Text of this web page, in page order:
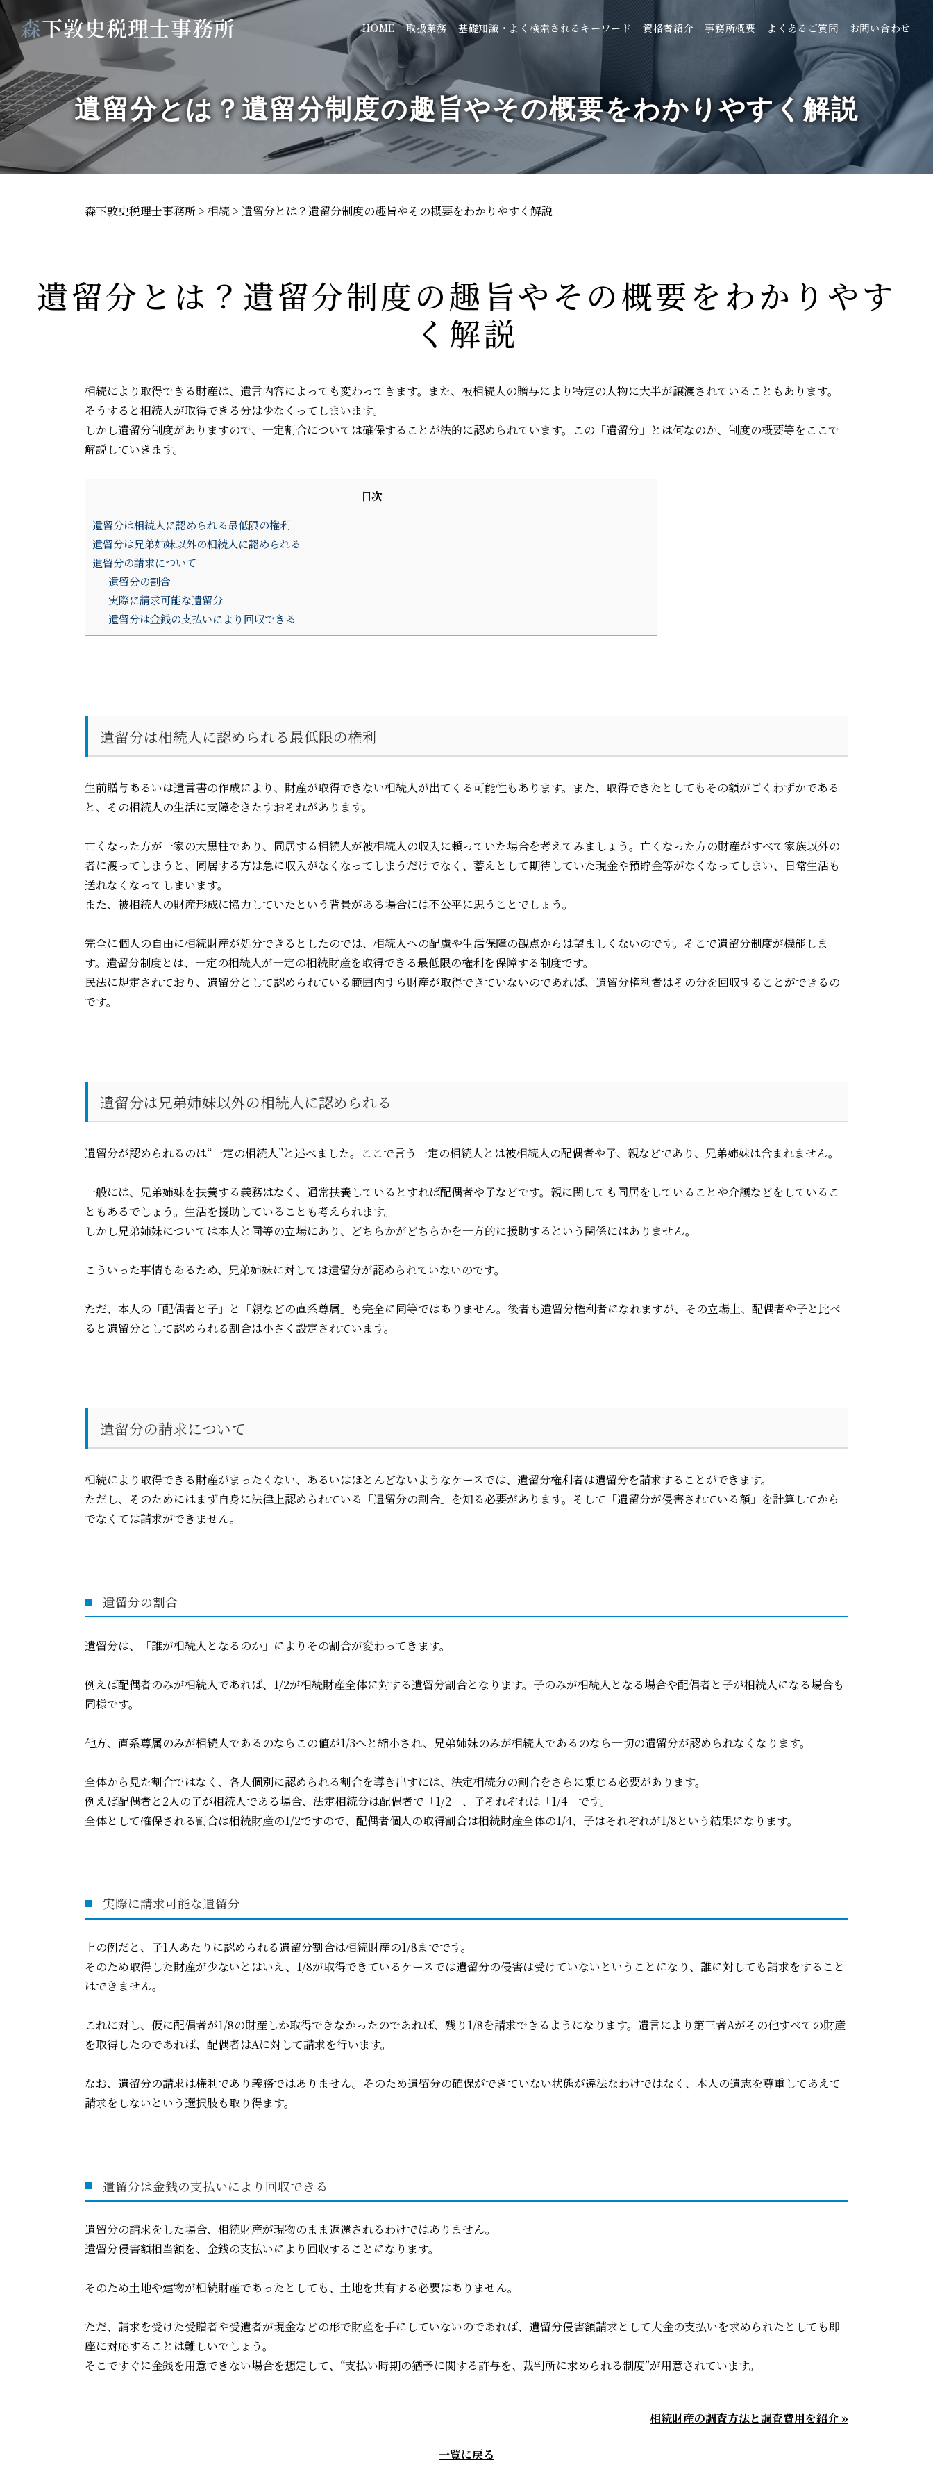
HOME 取扱業務 基礎知識・よく検索されるキーワード 資格者紹介 事務所概要 よくあるご質問 お問い合わせ
遺留分とは？遺留分制度の趣旨やその概要をわかりやすく解説
森下敦史税理士事務所 > 相続 > 遺留分とは？遺留分制度の趣旨やその概要をわかりやすく解説
遺留分とは？遺留分制度の趣旨やその概要をわかりやす
く解説
相続により取得できる財産は、遺言内容によっても変わってきます。また、被相続人の贈与により特定の人物に大半が譲渡されていることもあります。
そうすると相続人が取得できる分は少なくってしまいます。
しかし遺留分制度がありますので、一定割合については確保することが法的に認められています。この「遺留分」とは何なのか、制度の概要等をここで
解説していきます。
目次
遺留分は相続人に認められる最低限の権利
遺留分は兄弟姉妹以外の相続人に認められる
遺留分の請求について
遺留分の割合
実際に請求可能な遺留分
遺留分は金銭の支払いにより回収できる
遺留分は相続人に認められる最低限の権利
生前贈与あるいは遺言書の作成により、財産が取得できない相続人が出てくる可能性もあります。また、取得できたとしてもその額がごくわずかである
と、その相続人の生活に支障をきたすおそれがあります。
亡くなった方が一家の大黒柱であり、同居する相続人が被相続人の収入に頼っていた場合を考えてみましょう。亡くなった方の財産がすべて家族以外の
者に渡ってしまうと、同居する方は急に収入がなくなってしまうだけでなく、蓄えとして期待していた現金や預貯金等がなくなってしまい、日常生活も
送れなくなってしまいます。
また、被相続人の財産形成に協力していたという背景がある場合には不公平に思うことでしょう。
完全に個人の自由に相続財産が処分できるとしたのでは、相続人への配慮や生活保障の観点からは望ましくないのです。そこで遺留分制度が機能しま
す。遺留分制度とは、一定の相続人が一定の相続財産を取得できる最低限の権利を保障する制度です。
民法に規定されており、遺留分として認められている範囲内すら財産が取得できていないのであれば、遺留分権利者はその分を回収することができるの
です。
遺留分は兄弟姉妹以外の相続人に認められる
遺留分が認められるのは“一定の相続人”と述べました。ここで言う一定の相続人とは被相続人の配偶者や子、親などであり、兄弟姉妹は含まれません。
一般には、兄弟姉妹を扶養する義務はなく、通常扶養しているとすれば配偶者や子などです。親に関しても同居をしていることや介護などをしているこ
ともあるでしょう。生活を援助していることも考えられます。
しかし兄弟姉妹については本人と同等の立場にあり、どちらかがどちらかを一方的に援助するという関係にはありません。
こういった事情もあるため、兄弟姉妹に対しては遺留分が認められていないのです。
ただ、本人の「配偶者と子」と「親などの直系尊属」も完全に同等ではありません。後者も遺留分権利者になれますが、その立場上、配偶者や子と比べ
ると遺留分として認められる割合は小さく設定されています。
遺留分の請求について
相続により取得できる財産がまったくない、あるいはほとんどないようなケースでは、遺留分権利者は遺留分を請求することができます。
ただし、そのためにはまず自身に法律上認められている「遺留分の割合」を知る必要があります。そして「遺留分が侵害されている額」を計算してから
でなくては請求ができません。
遺留分の割合
遺留分は、「誰が相続人となるのか」によりその割合が変わってきます。
例えば配偶者のみが相続人であれば、1/2が相続財産全体に対する遺留分割合となります。子のみが相続人となる場合や配偶者と子が相続人になる場合も
同様です。
他方、直系尊属のみが相続人であるのならこの値が1/3へと縮小され、兄弟姉妹のみが相続人であるのなら一切の遺留分が認められなくなります。
全体から見た割合ではなく、各人個別に認められる割合を導き出すには、法定相続分の割合をさらに乗じる必要があります。
例えば配偶者と2人の子が相続人である場合、法定相続分は配偶者で「1/2」、子それぞれは「1/4」です。
全体として確保される割合は相続財産の1/2ですので、配偶者個人の取得割合は相続財産全体の1/4、子はそれぞれが1/8という結果になります。
実際に請求可能な遺留分
上の例だと、子1人あたりに認められる遺留分割合は相続財産の1/8までです。
そのため取得した財産が少ないとはいえ、1/8が取得できているケースでは遺留分の侵害は受けていないということになり、誰に対しても請求をすること
はできません。
これに対し、仮に配偶者が1/8の財産しか取得できなかったのであれば、残り1/8を請求できるようになります。遺言により第三者Aがその他すべての財産
を取得したのであれば、配偶者はAに対して請求を行います。
なお、遺留分の請求は権利であり義務ではありません。そのため遺留分の確保ができていない状態が違法なわけではなく、本人の遺志を尊重してあえて
請求をしないという選択肢も取り得ます。
遺留分は金銭の支払いにより回収できる
遺留分の請求をした場合、相続財産が現物のまま返還されるわけではありません。
遺留分侵害額相当額を、金銭の支払いにより回収することになります。
そのため土地や建物が相続財産であったとしても、土地を共有する必要はありません。
ただ、請求を受けた受贈者や受遺者が現金などの形で財産を手にしていないのであれば、遺留分侵害額請求として大金の支払いを求められたとしても即
座に対応することは難しいでしょう。
そこですぐに金銭を用意できない場合を想定して、“支払い時期の猶予に関する許与を、裁判所に求められる制度”が用意されています。
相続財産の調査方法と調査費用を紹介 »
一覧に戻る